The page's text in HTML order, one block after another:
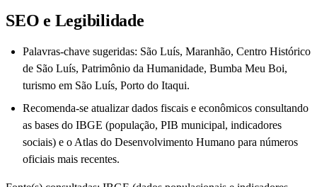
SEO e Legibilidade
Palavras-chave sugeridas: São Luís, Maranhão, Centro Histórico
de São Luís, Patrimônio da Humanidade, Bumba Meu Boi,
turismo em São Luís, Porto do Itaqui.
Recomenda-se atualizar dados fiscais e econômicos consultando
as bases do IBGE (população, PIB municipal, indicadores
sociais) e o Atlas do Desenvolvimento Humano para números
oficiais mais recentes.